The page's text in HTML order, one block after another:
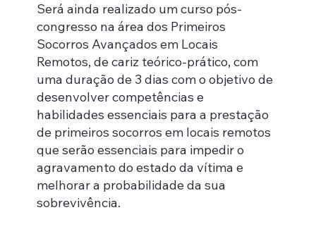
Será ainda realizado um curso pós-
congresso na área dos Primeiros
Socorros Avançados em Locais
Remotos, de cariz teórico-prático, com
uma duração de 3 dias com o objetivo de
desenvolver competências e
habilidades essenciais para a prestação
de primeiros socorros em locais remotos
que serão essenciais para impedir o
agravamento do estado da vítima e
melhorar a probabilidade da sua
sobrevivência.